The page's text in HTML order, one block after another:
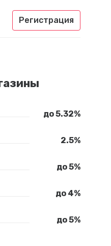
Регистрация
до 5.32%
2.5%
до 5%
до 4%
до 5%